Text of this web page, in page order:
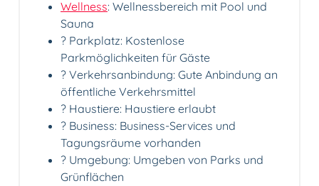
Wellness: Wellnessbereich mit Pool und
Sauna
? Parkplatz: Kostenlose
Parkmöglichkeiten für Gäste
? Verkehrsanbindung: Gute Anbindung an
öffentliche Verkehrsmittel
? Haustiere: Haustiere erlaubt
? Business: Business-Services und
Tagungsräume vorhanden
? Umgebung: Umgeben von Parks und
Grünflächen